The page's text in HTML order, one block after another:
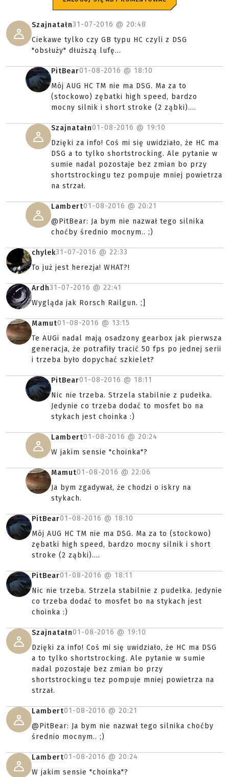
Szajnatałn31-07-2016 @ 20:48
Ciekawe tylko czy GB typu HC czyli z DSG
"obsłuży" dłuższą lufę...
PitBear01-08-2016 @ 18:10
Mój AUG HC TM nie ma DSG. Ma za to
(stockowo) zębatki high speed, bardzo
mocny silnik i short stroke (2 ząbki)....
Szajnatałn01-08-2016 @ 19:10
Dzięki za info! Coś mi się uwidziało, że HC ma
DSG a to tylko shortstrocking. Ale pytanie w
sumie nadal pozostaje bez zmian bo przy
shortstrockingu tez pompuje mniej powietrza
na strzał.
Lambert01-08-2016 @ 20:21
@PitBear: Ja bym nie nazwał tego silnika
choćby średnio mocnym.. ;)
chylek31-07-2016 @ 22:33
To już jest herezja! WHAT?!
Ardh31-07-2016 @ 22:41
Wygląda jak Rorsch Railgun. ;]
Mamut01-08-2016 @ 13:15
Te AUGi nadal mają osadzony gearbox jak pierwsza
generacja, że potrafiły tracić 50 fps po jednej serii
i trzeba było dopychać szkielet?
PitBear01-08-2016 @ 18:11
Nic nie trzeba. Strzela stabilnie z pudełka.
Jedynie co trzeba dodać to mosfet bo na
stykach jest choinka :)
Lambert01-08-2016 @ 20:24
W jakim sensie "choinka"?
Mamut01-08-2016 @ 22:06
Ja bym zgadywał, że chodzi o iskry na
stykach.
PitBear01-08-2016 @ 18:10
Mój AUG HC TM nie ma DSG. Ma za to (stockowo)
zębatki high speed, bardzo mocny silnik i short
stroke (2 ząbki)....
PitBear01-08-2016 @ 18:11
Nic nie trzeba. Strzela stabilnie z pudełka. Jedynie
co trzeba dodać to mosfet bo na stykach jest
choinka :)
Szajnatałn01-08-2016 @ 19:10
Dzięki za info! Coś mi się uwidziało, że HC ma DSG
a to tylko shortstrocking. Ale pytanie w sumie
nadal pozostaje bez zmian bo przy
shortstrockingu tez pompuje mniej powietrza na
strzał.
Lambert01-08-2016 @ 20:21
@PitBear: Ja bym nie nazwał tego silnika choćby
średnio mocnym.. ;)
Lambert01-08-2016 @ 20:24
W jakim sensie "choinka"?